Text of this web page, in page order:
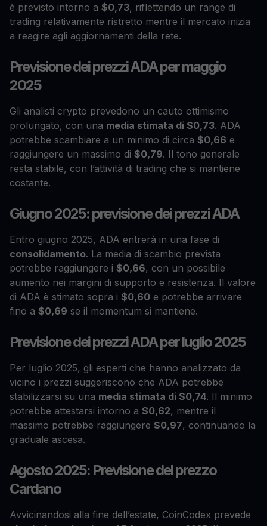
è previsto intorno a $0,73, riflettendo un range di
trading relativamente ristretto mentre il mercato inizia
a reagire agli aggiornamenti della rete.
Previsione dei prezzi ADA per maggio
2025
Gli analisti crypto prevedono un cauto ottimismo
prolungato, con una media stimata di $0,73. ADA
potrebbe scambiare a un minimo di circa $0,66 e
raggiungere un massimo di $0,79. Il tono generale
resta stabile, con l’attività di trading che si mantiene
costante.
Giugno 2025: previsione dei prezzi ADA
Entro giugno 2025, ADA entrerà in una fase di
consolidamento. La media di scambio prevista
potrebbe raggiungere i $0,66, con un possibile
aumento nei margini di supporto e resistenza. Il valore
di ADA è stimato sopra i $0,60 e potrebbe arrivare
fino a $0,69 se il momentum si mantiene.
Previsione dei prezzi ADA per luglio 2025
Per luglio 2025, gli esperti che hanno analizzato da
vicino i prezzi suggeriscono che ADA potrebbe
stabilizzarsi su una media stimata di $0,74. Il minimo
potrebbe attestarsi intorno a $0,62, mentre il
massimo potrebbe raggiungere $0,97, continuando la
graduale ascesa.
Agosto 2025: Previsione del prezzo
Cardano
Avvicinandosi alla fine dell’estate, CoinCodex prevede